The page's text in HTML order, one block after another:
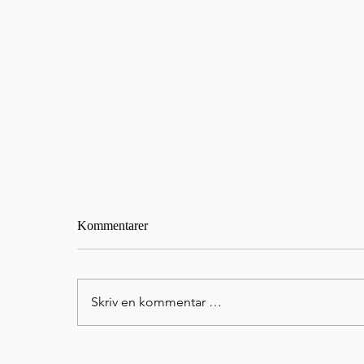
Kommentarer
Skriv en kommentar …